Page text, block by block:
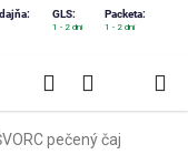
GLS: Packeta:
1 - 2 dni 1 - 2 dni
Hľadať
KOŠÍK
pečený čaj